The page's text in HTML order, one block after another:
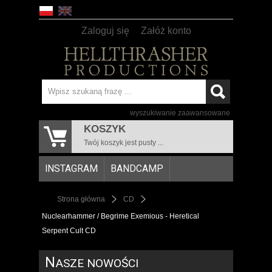
Zaloguj się Załóż konto
wyszukiwanie zaawansowane
KOSZYK
Twój koszyk jest pusty ...
INSTAGRAM BANDCAMP
Strona główna
CD
Nuclearhammer / Begrime Exemious - Heretical
Serpent Cult CD
NASZE NOWOŚCI